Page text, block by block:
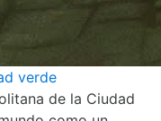
verde
de la Ciudad